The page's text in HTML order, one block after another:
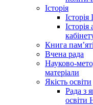
Історія
Історія
Книга памʼяті
Вчена рада
Науково-
матеріали
Якість освіти
Рада з
освіти